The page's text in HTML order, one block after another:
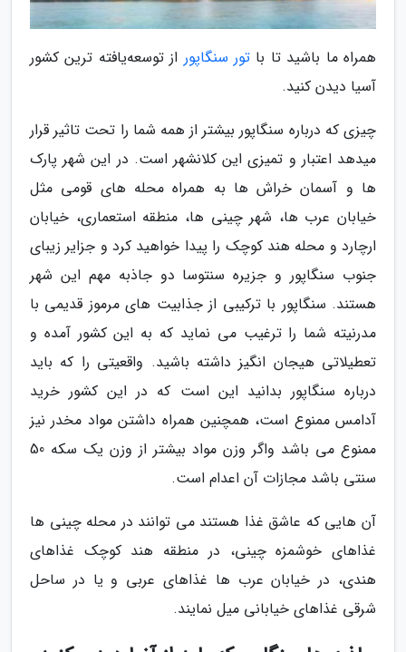
همراه ما باشید تا با تور سنگاپور از توسعه‌یافته ترین کشور
آسیا دیدن کنید.
چیزی که درباره سنگاپور بیشتر از همه شما را تحت تاثیر قرار
میدهد اعتبار و تمیزی این کلانشهر است. در این شهر پارک
ها و آسمان خراش ها به همراه محله های قومی مثل
خیابان عرب ها، شهر چینی ها، منطقه استعماری، خیابان
ارچارد و محله هند کوچک را پیدا خواهید کرد و جزایر زیبای
جنوب سنگاپور و جزیره سنتوسا دو جاذبه مهم این شهر
هستند. سنگاپور با ترکیبی از جذابیت های مرموز قدیمی با
مدرنیته شما را ترغیب می نماید که به این کشور آمده و
تعطیلاتی هیجان انگیز داشته باشید. واقعیتی را که باید
درباره سنگاپور بدانید این است که در این کشور خرید
آدامس ممنوع است، همچنین همراه داشتن مواد مخدر نیز
ممنوع می باشد واگر وزن مواد بیشتر از وزن یک سکه 50
سنتی باشد مجازات آن اعدام است.
آن هایی که عاشق غذا هستند می توانند در محله چینی ها
غذاهای خوشمزه چینی، در منطقه هند کوچک غذاهای
هندی، در خیابان عرب ها غذاهای عربی و یا در ساحل
شرقی غذاهای خیابانی میل نمایند.